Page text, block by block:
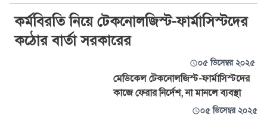
কর্মবিরতি নিয়ে টেকনোলজিস্ট-ফার্মাসিস্টদের
কঠোর বার্তা সরকারের
০৫ ডিসেম্বর ২০২৫
মেডিকেল টেকনোলজিস্ট-ফার্মাসিস্টদের
কাজে ফেরার নির্দেশ, না মানলে ব্যবস্থা
০৫ ডিসেম্বর ২০২৫